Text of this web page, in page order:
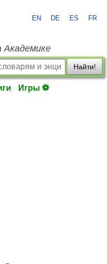
EN DE ES FR
Академике
Найти!
Игры ⚽